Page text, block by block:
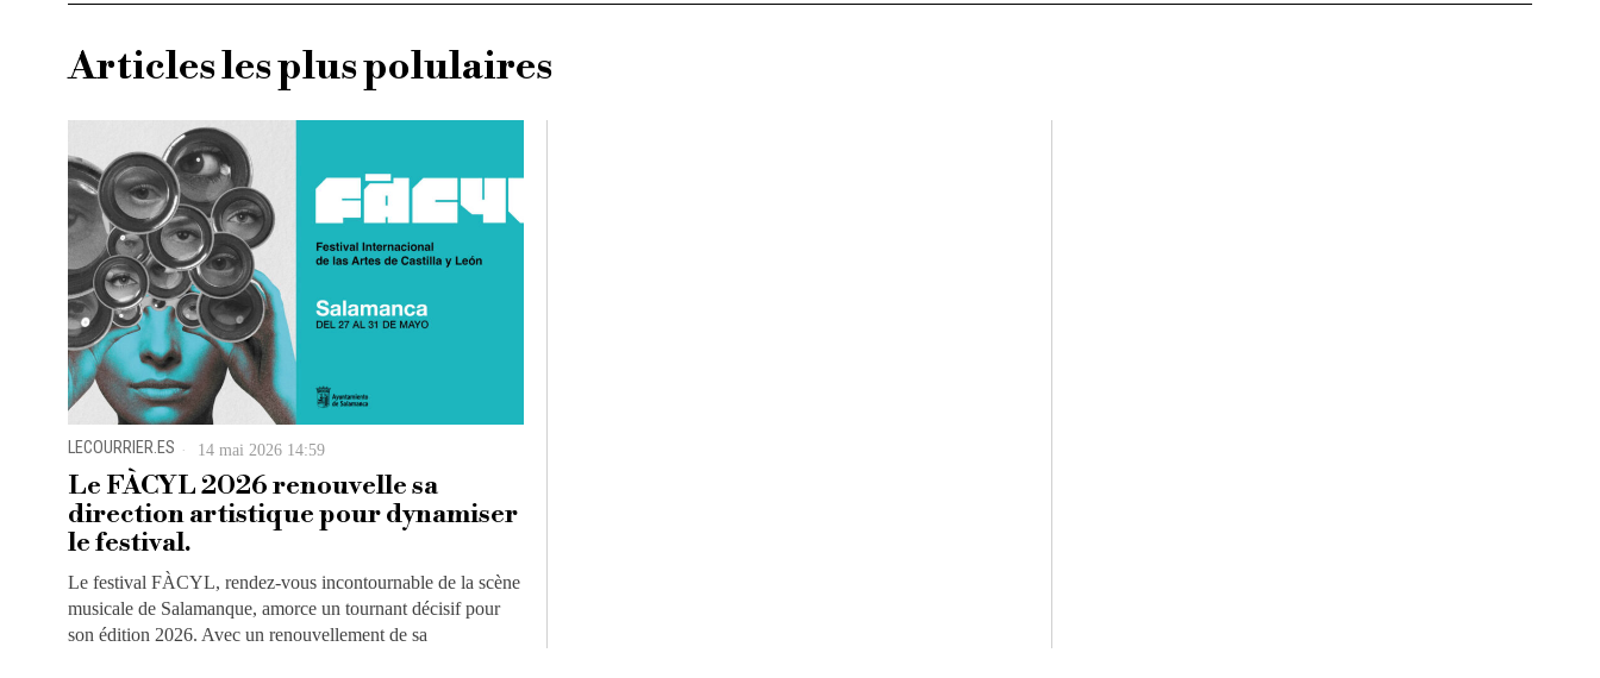
Articles les plus polulaires
LECOURRIER.ES 14 mai 2026 14:59
Le FÀCYL 2026 renouvelle sa
direction artistique pour dynamiser
le festival.
Le festival FÀCYL, rendez-vous incontournable de la scène
musicale de Salamanque, amorce un tournant décisif pour
son édition 2026. Avec un renouvellement de sa